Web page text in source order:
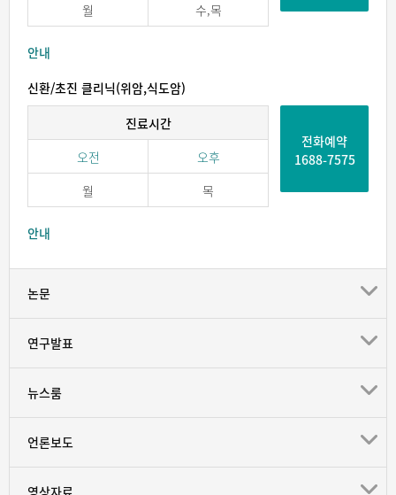
월
수,목
안내
신환/초진 클리닉(위암,식도암)
진료시간
오전
오후
월
목
전화예약
1688-7575
안내
논문
연구발표
뉴스룸
언론보도
영상자료